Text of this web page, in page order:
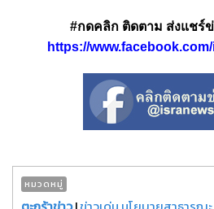
#กดคลิก ติดตาม ส่งแชร์
https://
หมวดหมู่